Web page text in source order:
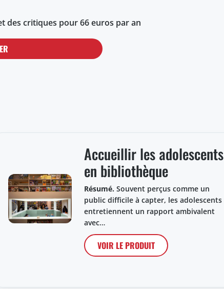
des critiques pour 66 euros par an
Accueillir les adolescents
en bibliothèque
Résumé. Souvent perçus comme un
public difficile à capter, les adolescents
entretiennent un rapport ambivalent
avec…
VOIR LE PRODUIT